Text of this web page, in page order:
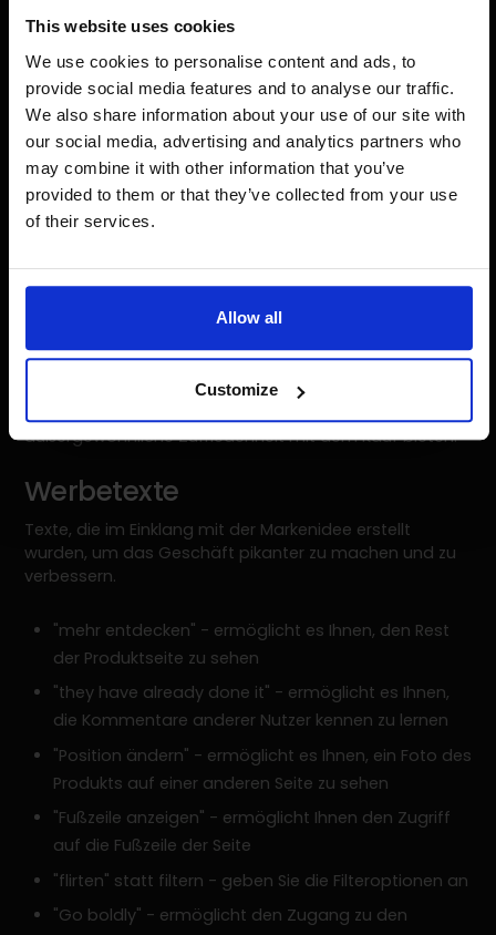
This website uses cookies
We use cookies to personalise content and ads, to
provide social media features and to analyse our traffic.
We also share information about your use of our site with
our social media, advertising and analytics partners who
may combine it with other information that you’ve
provided to them or that they’ve collected from your use
of their services.
Allow all
Customize
Die Kategorisierung der Produkte und die Platzierung
Benutzer eine einfache Navigation. Dank dieses
Ansatzes hat ein unerfahrener Benutzer die Möglichkeit,
etwas über die Produkte zu erfahren, zu sehen, wie sie
hergestellt werden, und erhöht die Wahrscheinlichkeit
eines weiteren Besuchs im Geschäft. In der
Zwischenzeit sollten fortgeschrittene Benutzer, die das
Sortiment kennen, die Produkte leicht finden und einen
Kauf tätigen können.
Geschichtenerzählen
Die Homepage ist um sexy, würzige und lustige
Kollektionen herum aufgebaut und erzählt eine
Geschichte darüber, wie sinnliche Wäsche aussehen
kann. Wir wollten den Kunden nicht nur das Produkt
außergewöhnliche Zufriedenheit mit dem Kauf bieten.
Werbetexte
Texte, die im Einklang mit der Markenidee erstellt
wurden, um das Geschäft pikanter zu machen und zu
verbessern.
"mehr entdecken" - ermöglicht es Ihnen, den Rest
der Produktseite zu sehen
"they have already done it" - ermöglicht es Ihnen,
die Kommentare anderer Nutzer kennen zu lernen
"Position ändern" - ermöglicht es Ihnen, ein Foto des
Produkts auf einer anderen Seite zu sehen
"Fußzeile anzeigen" - ermöglicht Ihnen den Zugriff
auf die Fußzeile der Seite
"flirten" statt filtern - geben Sie die Filteroptionen an
"Go boldly" - ermöglicht den Zugang zu den